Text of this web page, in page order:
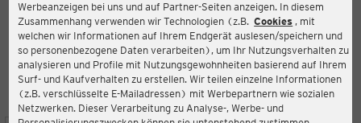
Werbeanzeigen bei uns und auf Partner-Seiten anzeigen. In diesem
Zusammenhang verwenden wir Technologien (z.B. Cookies , mit
welchen wir Informationen auf Ihrem Endgerät auslesen/speichern und
so personenbezogene Daten verarbeiten), um Ihr Nutzungsverhalten zu
analysieren und Profile mit Nutzungsgewohnheiten basierend auf Ihrem
Surf- und Kaufverhalten zu erstellen. Wir teilen einzelne Informationen
(z.B. verschlüsselte E-Mailadressen) mit Werbepartnern wie sozialen
Netzwerken. Dieser Verarbeitung zu Analyse-, Werbe- und
ERNSTING'S FAMILY FILIALE
Berliner Allee 41
13088 Berlin
3,7
Bewertung: